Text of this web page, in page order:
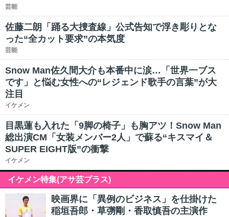
芸能
佐藤二朗「踊る大捜査線」公式告知で浮き彫りとな
った“全カット要求”の本気度
芸能
Snow Man佐久間大介も本番中に涙…「世界一ブス
です」と悩む女性への“レジェンド歌手の言葉”が大
注目
イケメン
目黒蓮も入れた「9脚の椅子」も胸アツ！Snow Man
総出演CM「女装メンバー2人」で蘇る“キスマイ＆
SUPER EIGHT版”の衝撃
イケメン
イケメン特集(アサ芸プラス)
映画界に「異例のビジネス」を仕掛けた
稲垣吾郎・草彅剛・香取慎吾の主演作